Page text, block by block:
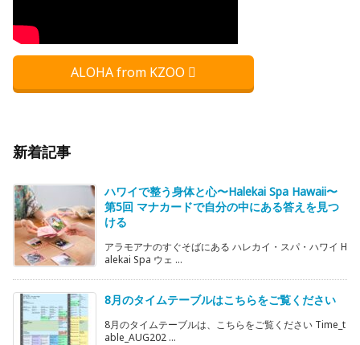
ALOHA from KZOO
新着記事
ハワイで整う身体と心〜Halekai Spa Hawaii〜
第5回 マナカードで自分の中にある答えを見つ
ける
アラモアナのすぐそばにある ハレカイ・スパ・ハワイ H
alekai Spa ウェ ...
8月のタイムテーブルはこちらをご覧ください
8月のタイムテーブルは、こちらをご覧ください Time_t
able_AUG202 ...